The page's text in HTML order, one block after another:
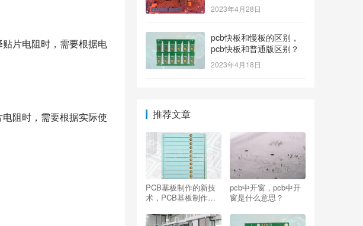
片电阻时，需要根据电
阻时，需要根据实际使
2023年4月28日
pcb快板和慢板的区别，
pcb快板和普通版区别？
2023年4月18日
推荐文章
PCB基板制作的新技
术，PCB基板制作的
pcb中开窗，pcb中开
窗是什么意思？